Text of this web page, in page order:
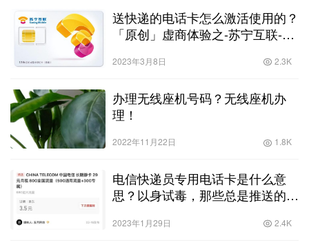
送快递的电话卡怎么激活使用的？
「原创」虚商体验之-苏宁互联-号
2023年3月8日 2.3K
办理无线座机号码？无线座机办
理！
2022年11月22日 1.8K
电信快递员专用电话卡是什么意
思？以身试毒，那些总是推送的大
2023年1月29日 2.4K